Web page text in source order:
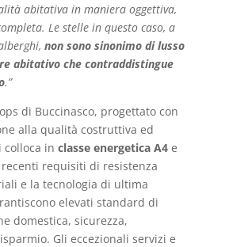
abitativa in maniera oggettiva,
Le stelle in questo caso, a
non sono sinonimo di lusso
abitativo che contraddistingue
.”
di Buccinasco, progettato con
alla qualità costruttiva ed
colloca in classe energetica A4e
requisiti di resistenza
e la tecnologia di ultima
elevati standard di
domestica, sicurezza,
Gli eccezionali servizi e